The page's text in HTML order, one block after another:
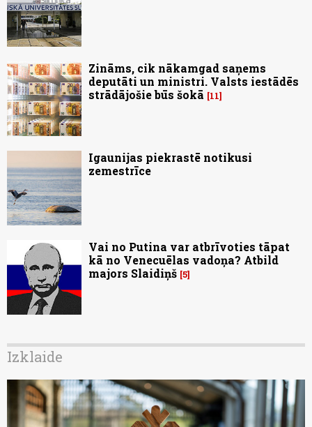
Zināms, cik nākamgad saņems
deputāti un ministri. Valsts iestādēs
strādājošie būs šokā
11
Igaunijas piekrastē notikusi
zemestrīce
Vai no Putina var atbrīvoties tāpat
kā no Venecuēlas vadoņa? Atbild
majors Slaidiņš 5
Izklaide